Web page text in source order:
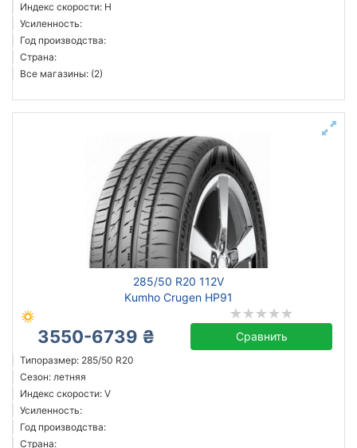
Индекс скорости: H
Усиленность:
Год производства:
Страна:
Все магазины: (2)
285/50 R20 112V
Kumho Crugen HP91
3550-6739 ₴ Сравнить
Типоразмер: 285/50 R20
Сезон: летняя
Индекс скорости: V
Усиленность:
Год производства:
Страна: